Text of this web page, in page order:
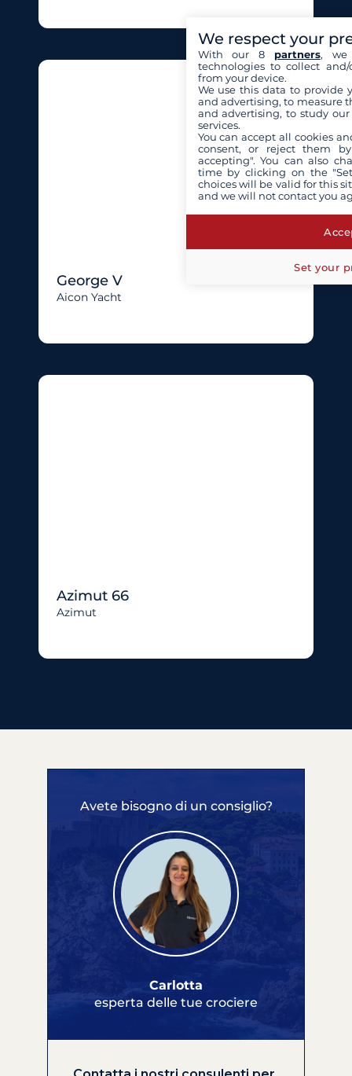
George V
Aicon Yacht
Azimut 66
Azimut
Avete bisogno di un consiglio?
Carlotta
esperta delle tue crociere
We respect your
With our 8 partners, we
technologies to collect
from your device.
We use this data to provide
and advertising, to measure
and advertising, to study
services.
You can accept all cookies
consent, or reject them
accepting". You can also
time by clicking on the
choices will be valid for this
and we will not contact you
Set your